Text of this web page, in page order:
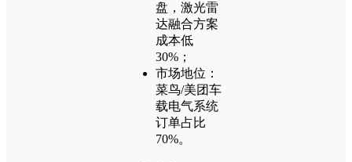
盘，激光雷
达融合方案
成本低
30%；
市场地位：
菜鸟/美团车
载电气系统
订单占比
70%。